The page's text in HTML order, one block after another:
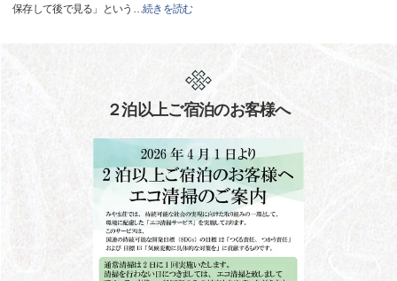
保存して後で見る」という …続きを読む
２泊以上ご宿泊のお客様へ